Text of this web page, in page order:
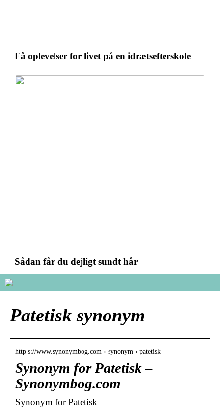
Få oplevelser for livet på en idrætsefterskole
Sådan får du dejligt sundt hår
Patetisk synonym
http s://www.synonymbog.com › synonym › patetisk
Synonym for Patetisk –
Synonymbog.com
Synonym for Patetisk